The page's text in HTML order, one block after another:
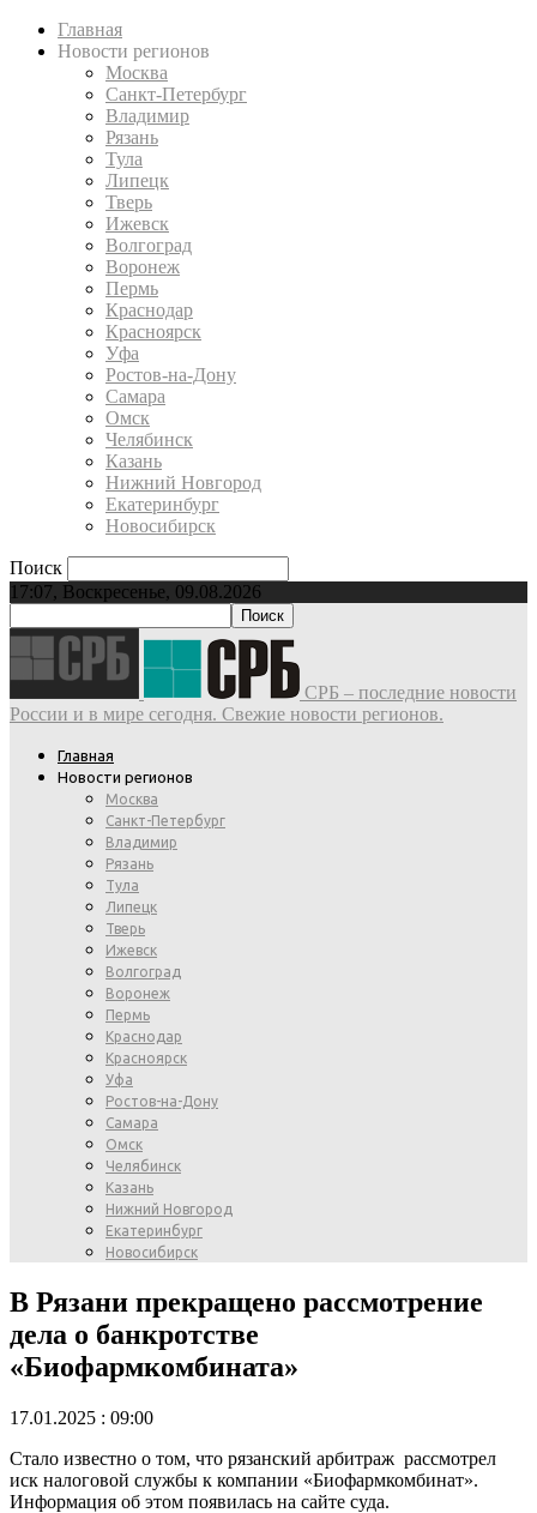
Главная
Новости регионов
Москва
Санкт-Петербург
Владимир
Рязань
Тула
Липецк
Тверь
Ижевск
Волгоград
Воронеж
Пермь
Краснодар
Красноярск
Уфа
Ростов-на-Дону
Самара
Омск
Челябинск
Казань
Нижний Новгород
Екатеринбург
Новосибирск
Поиск
17:07, Воскресенье, 09.08.2026
СРБ – последние новости
России и в мире сегодня. Свежие новости регионов.
Главная
Новости регионов
Москва
Санкт-Петербург
Владимир
Рязань
Тула
Липецк
Тверь
Ижевск
Волгоград
Воронеж
Пермь
Краснодар
Красноярск
Уфа
Ростов-на-Дону
Самара
Омск
Челябинск
Казань
Нижний Новгород
Екатеринбург
Новосибирск
В Рязани прекращено рассмотрение
дела о банкротстве
«Биофармкомбината»
17.01.2025 : 09:00
Стало известно о том, что рязанский арбитраж рассмотрел
иск налоговой службы к компании «Биофармкомбинат».
Информация об этом появилась на сайте суда.